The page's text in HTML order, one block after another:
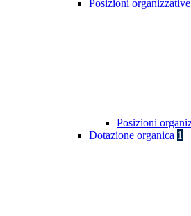
Posizioni organizzative
Posizioni
Dotazione organica 1